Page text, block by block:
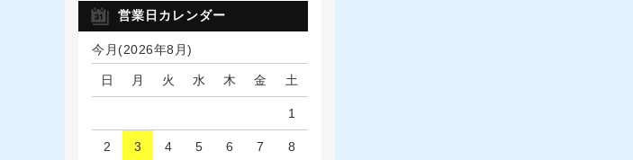
営業日カレンダー
今月(2026年8月)
日 月 火 水 木 金 土
1
2 3 4 5 6 7 8